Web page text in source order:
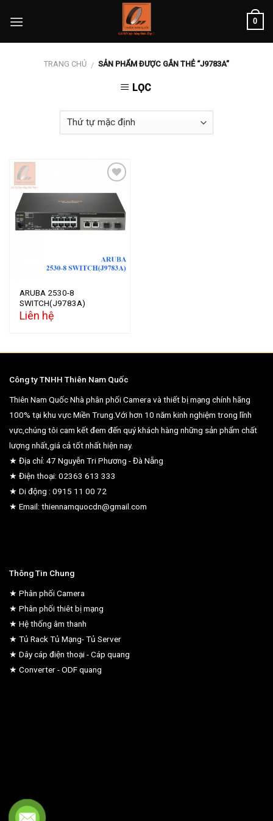
0
TRANG CHỦ / SẢN PHẨM ĐƯỢC GẮN THẺ “J9783A”
LỌC
Add to
wishlist
ARUBA 2530-8
SWITCH(J9783A)
Liên hệ
Công ty TNHH Thiên Nam Quốc
Thiên Nam Quốc Nhà phân phối Camera và thiết bị mạng chính hãng
100% tại khu vực Miền Trung.Với hơn 10 năm kinh nghiệm trong lĩnh
vực,chúng tôi cam kết đem đến quý khách hàng những sản phẩm chất
lượng nhất,giá cả tốt nhất hiện nay.
★ Địa chỉ: 47 Nguyễn Tri Phương - Đà Nẵng
★ Điện thoại: 02363 613 333
★ Di động : 0915 11 00 72
★ Email: thiennamquocdn@gmail.com
Thông Tin Chung
★ Phân phối Camera
★ Phân phối thiêt bị mạng
★ Hệ thống âm thanh
★ Tủ Rack Tủ Mạng- Tủ Server
★ Dây cáp điện thoại - Cáp quang
★ Converter - ODF quang